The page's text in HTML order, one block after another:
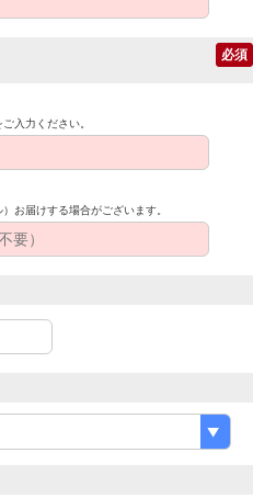
必須
入力ください。
お届けする場合がございます。